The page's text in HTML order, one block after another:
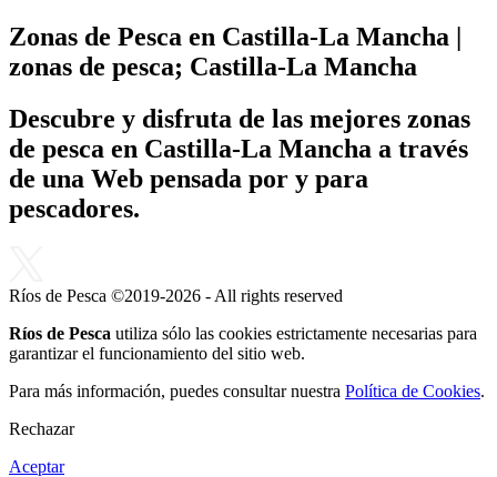
Zonas de Pesca en Castilla-La Mancha |
zonas de pesca; Castilla-La Mancha
Descubre y disfruta de las mejores zonas
de pesca en Castilla-La Mancha a través
de una Web pensada por y para
pescadores.
Ríos de Pesca ©2019-2026 - All rights reserved
Ríos de Pesca utiliza sólo las cookies estrictamente necesarias para
garantizar el funcionamiento del sitio web.
Para más información, puedes consultar nuestra Política de Cookies.
Rechazar
Aceptar